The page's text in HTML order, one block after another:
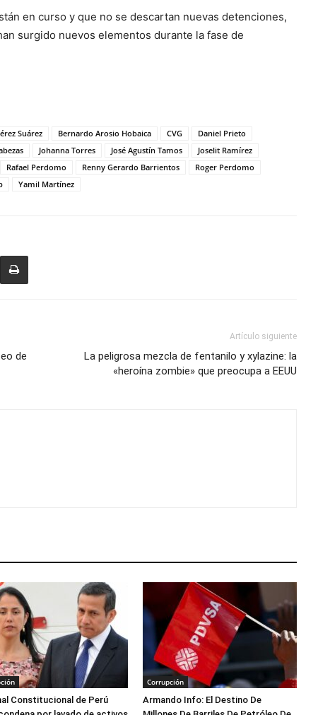
en curso y que no se descartan nuevas detenciones,
surgido nuevos elementos durante la fase de
Suárez Bernardo Arosio Hobaica CVG
Daniel Prieto
Johanna Torres José Agustín Tamos
Joselit Ramírez
Rafael Perdomo Renny Gerardo Barrientos
Roger Perdomo
Yamil Martínez
de
Artículo siguiente
La peligrosa mezcla de fentanilo y xylazine: la
«heroína zombie» que preocupa a EEUU
Constitucional de Perú
Corrupción
Armando Info: El Destino De